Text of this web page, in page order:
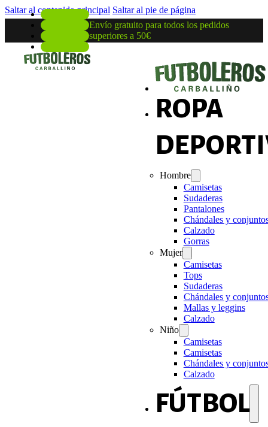
Saltar al contenido principal Saltar al pie de página
Envío gratuito para todos los pedidos
superiores a 50€
ROPA
Hombre
Camisetas
Sudaderas
Pantalones
Chándales y
Calzado
Gorras
Mujer
Camisetas
Tops
Sudaderas
Chándales y
Mallas y leggins
Calzado
Niño
Camisetas
Camisetas
Chándales y
Calzado
FÚTBOL